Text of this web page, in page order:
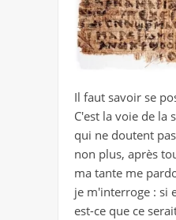
juif
?
Il faut savoir se
C'est la voie de la
qui ne doutent
non plus, après
ma tante me
je m'interroge : si
est-ce que ce